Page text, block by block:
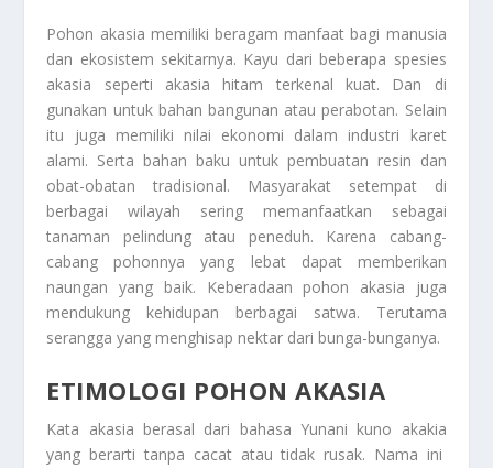
Pohon akasia memiliki beragam manfaat bagi manusia
dan ekosistem sekitarnya. Kayu dari beberapa spesies
akasia seperti akasia hitam terkenal kuat. Dan di
gunakan untuk bahan bangunan atau perabotan. Selain
itu juga memiliki nilai ekonomi dalam industri karet
alami. Serta bahan baku untuk pembuatan resin dan
obat-obatan tradisional. Masyarakat setempat di
berbagai wilayah sering memanfaatkan sebagai
tanaman pelindung atau peneduh. Karena cabang-
cabang pohonnya yang lebat dapat memberikan
naungan yang baik. Keberadaan pohon akasia juga
mendukung kehidupan berbagai satwa. Terutama
serangga yang menghisap nektar dari bunga-bunganya.
ETIMOLOGI POHON AKASIA
Kata akasia berasal dari bahasa Yunani kuno akakia
yang berarti tanpa cacat atau tidak rusak. Nama ini